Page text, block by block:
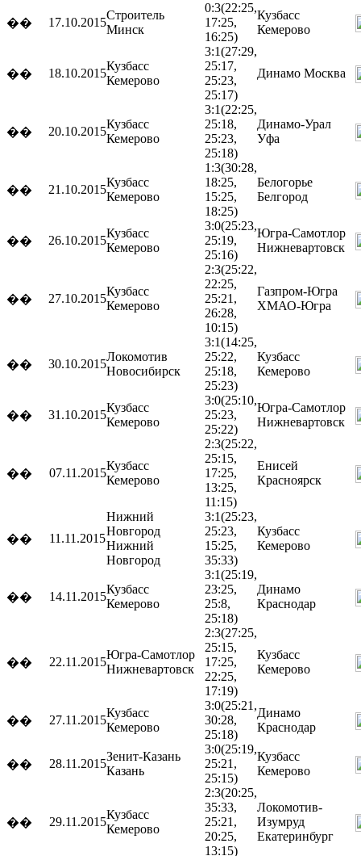
�� 17.10.2015
Строитель
Минск
0:3(22:25,
17:25,
16:25)
Кузбасс
Кемерово
�� 18.10.2015
Кузбасс
Кемерово
3:1(27:29,
25:17,
25:23,
25:17)
Динамо Москва
�� 20.10.2015
Кузбасс
Кемерово
3:1(22:25,
25:18,
25:23,
25:18)
Динамо-Урал
Уфа
�� 21.10.2015
Кузбасс
Кемерово
1:3(30:28,
18:25,
15:25,
18:25)
Белогорье
Белгород
�� 26.10.2015
Кузбасс
Кемерово
3:0(25:23,
25:19,
25:16)
Югра-Самотлор
Нижневартовск
�� 27.10.2015
Кузбасс
Кемерово
2:3(25:22,
22:25,
25:21,
26:28,
10:15)
Газпром-Югра
ХМАО-Югра
�� 30.10.2015
Локомотив
Новосибирск
3:1(14:25,
25:22,
25:18,
25:23)
Кузбасс
Кемерово
�� 31.10.2015
Кузбасс
Кемерово
3:0(25:10,
25:23,
25:22)
Югра-Самотлор
Нижневартовск
�� 07.11.2015
Кузбасс
Кемерово
2:3(25:22,
25:15,
17:25,
13:25,
11:15)
Енисей
Красноярск
�� 11.11.2015
Нижний
Новгород
Нижний
Новгород
3:1(25:23,
25:23,
15:25,
35:33)
Кузбасс
Кемерово
�� 14.11.2015
Кузбасс
Кемерово
3:1(25:19,
23:25,
25:8,
25:18)
Динамо
Краснодар
�� 22.11.2015
Югра-Самотлор
Нижневартовск
2:3(27:25,
25:15,
17:25,
22:25,
17:19)
Кузбасс
Кемерово
�� 27.11.2015
Кузбасс
Кемерово
3:0(25:21,
30:28,
25:18)
Динамо
Краснодар
�� 28.11.2015
Зенит-Казань
Казань
3:0(25:19,
25:21,
25:15)
Кузбасс
Кемерово
�� 29.11.2015
Кузбасс
Кемерово
2:3(20:25,
35:33,
25:21,
20:25,
13:15)
Локомотив-
Изумруд
Екатеринбург